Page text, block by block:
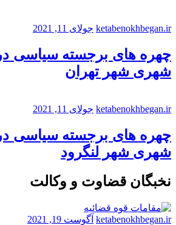
ketabenokhbegan.ir جولای 11, 2021
چهره های برجسته سیاسی
شهری شهر تهران
ketabenokhbegan.ir جولای 11, 2021
چهره های برجسته سیاسی
شهری شهر لنگرود
نخبگان قضاوت و وکالت
ketabenokhbegan.ir آگوست 19, 2021